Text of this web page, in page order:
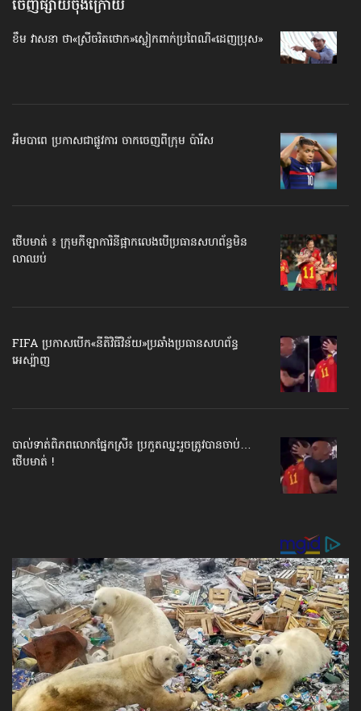
ចេញផ្សាយចុងក្រោយ
ខឹម វាសនា ថា«ស្រីចរិតថោក»​ស្លៀកពាក់ប្រពៃណី​«ដេញប្រុស»
អឹមបាពេ ប្រកាសជាផ្លូវការ ចាកចេញពីក្រុម ប៉ារីស
ថើបមាត់ ៖ ក្រុមកីឡាការិនី​ផ្អាកលេង​​បើប្រធានសហព័ន្ធ​មិន
លាឈប់
FIFA ប្រកាសបើក​«នីតិវិធីវិន័យ»​ប្រឆាំងប្រធានសហព័ន្ធ​
អេស្ប៉ាញ
បាល់ទាត់​ពិភពលោក​ផ្នែកស្រី៖ ប្រកួតឈ្នះរួច​ត្រូវបានចាប់…
ថើបមាត់ !